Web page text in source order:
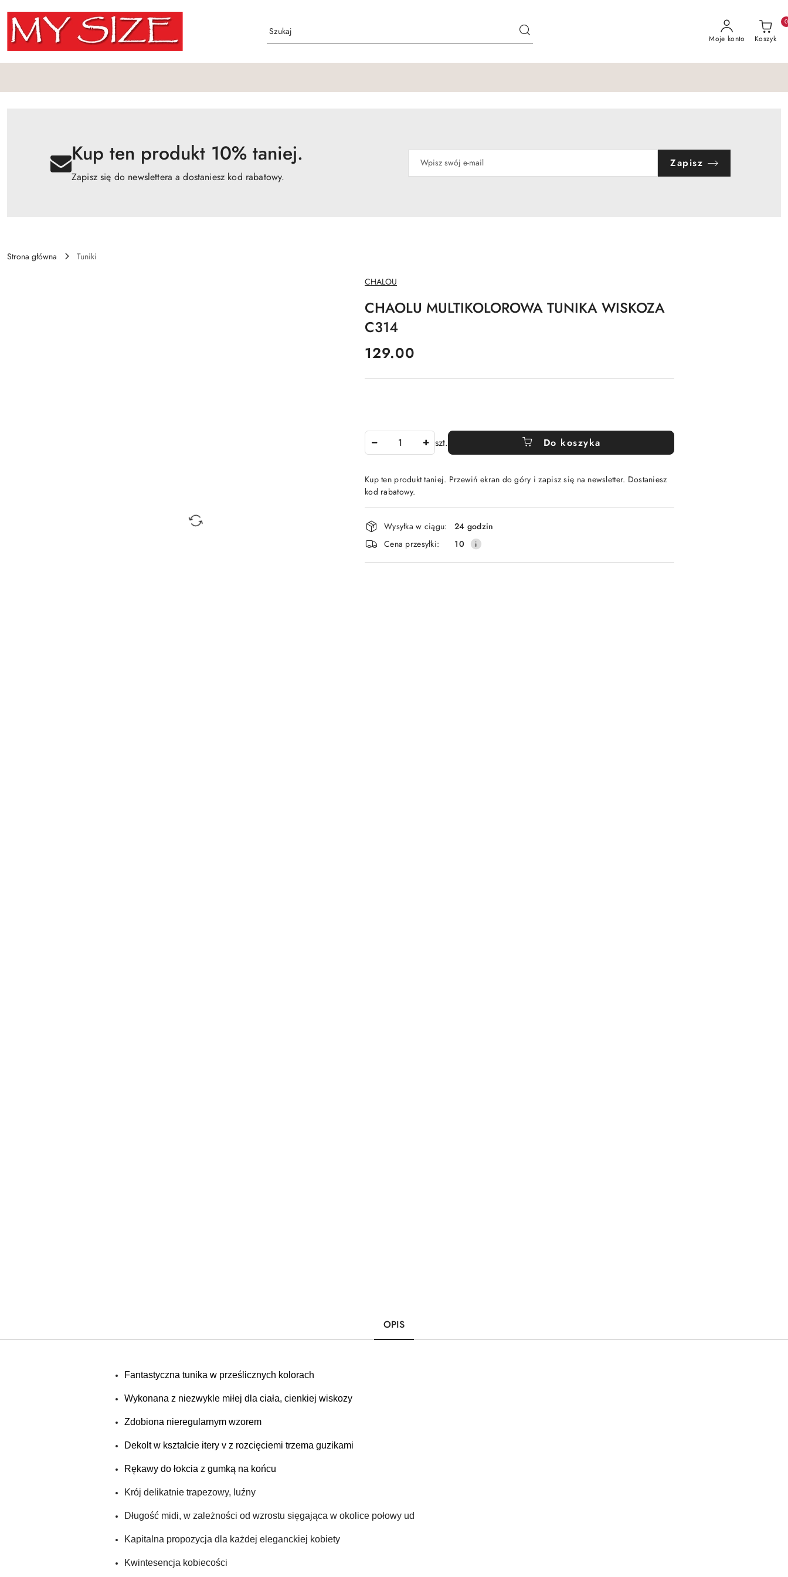
Przejdź do treści głównej
Przejdź do wyszukiwarki
Przejdź do moje konto
Przejdź do menu głównego
Przejdź do opisu produktu
Przejdź do stopki
Moje konto Koszyk
0
Kup ten produkt 10% taniej.
Zapisz się do newslettera a dostaniesz kod rabatowy.
Zapisz
Strona główna
Tuniki
NAZWA
PRODUCENTA:
CHALOU
CHAOLU MULTIKOLOROWA TUNIKA WISKOZA
C314
cena:
129.00
szt. Do koszyka
Kup ten produkt taniej. Przewiń ekran do góry i zapisz się na newsletter. Dostaniesz
kod rabatowy.
Dostępność
i
dostawa
Wysyłka w ciągu:
24 godzin
Cena przesyłki:
10
OPIS
Fantastyczna tunika w prześlicznych kolorach
Wykonana z niezwykle miłej dla ciała, cienkiej wiskozy
Zdobiona nieregularnym wzorem
Dekolt w kształcie itery v z rozcięciemi trzema guzikami
Rękawy do łokcia z gumką na końcu
Krój delikatnie trapezowy, luźny
Długość midi, w zależności od wzrostu sięgająca w okolice połowy ud
Kapitalna propozycja dla każdej eleganckiej kobiety
Kwintesencja kobiecości